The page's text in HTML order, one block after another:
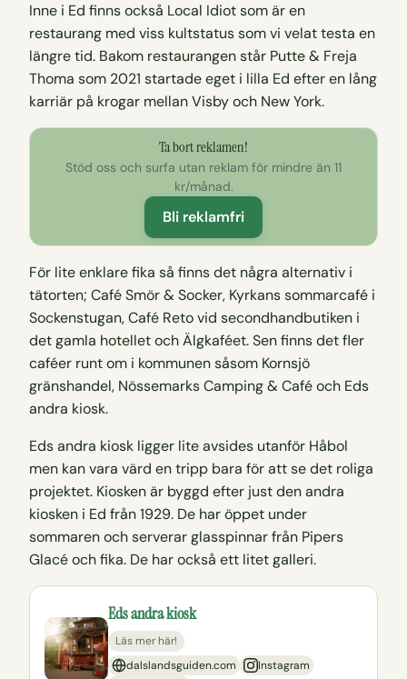
Inne i Ed finns också Local Idiot som är en
restaurang med viss kultstatus som vi velat testa en
längre tid. Bakom restaurangen står Putte & Freja
Thoma som 2021 startade eget i lilla Ed efter en lång
karriär på krogar mellan Visby och New York.
Ta bort reklamen!
Stöd oss och surfa utan reklam för mindre än 11
kr/månad.
Bli reklamfri
För lite enklare fika så finns det några alternativ i
tätorten; Café Smör & Socker, Kyrkans sommarcafé i
Sockenstugan, Café Reto vid secondhandbutiken i
det gamla hotellet och Älgkaféet. Sen finns det fler
caféer runt om i kommunen såsom Kornsjö
gränshandel, Nössemarks Camping & Café och Eds
andra kiosk.
Eds andra kiosk ligger lite avsides utanför Håbol
men kan vara värd en tripp bara för att se det roliga
projektet. Kiosken är byggd efter just den andra
kiosken i Ed från 1929. De har öppet under
sommaren och serverar glasspinnar från Pipers
Glacé och fika. De har också ett litet galleri.
Eds andra kiosk
Läs mer här!
dalslandsguiden.com
Instagram